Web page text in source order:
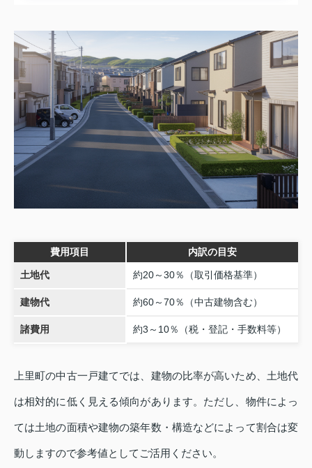
費用項目 内訳の目安
土地代 約20～30％（取引価格基準）
建物代 約60～70％（中古建物含む）
諸費用 約3～10％（税・登記・手数料等）
上里町の中古一戸建てでは、建物の比率が高いため、土地代
は相対的に低く見える傾向があります。ただし、物件によっ
ては土地の面積や建物の築年数・構造などによって割合は変
動しますので参考値としてご活用ください。